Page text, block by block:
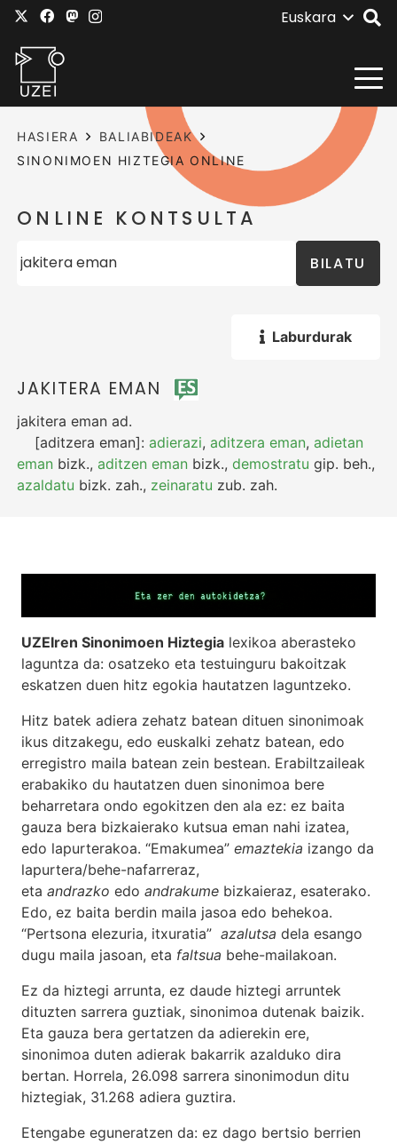
Euskara
HASIERA
BALIABIDEAK
SINONIMOEN HIZTEGIA ONLINE
ONLINE KONTSULTA
BILATU
Laburdurak
JAKITERA EMAN
jakitera eman ad.
[aditzera eman]:adierazi,aditzera eman,adietan
eman bizk.,aditzen eman bizk.,demostratu gip. beh.,
azaldatu bizk. zah., zeinaratu zub. zah.
UZEIren Sinonimoen Hiztegia lexikoa aberasteko
laguntza da: osatzeko eta testuinguru bakoitzak
eskatzen duen hitz egokia hautatzen laguntzeko.
Hitz batek adiera zehatz batean dituen sinonimoak
ikus ditzakegu, edo euskalki zehatz batean, edo
erregistro maila batean zein bestean. Erabiltzaileak
erabakiko du hautatzen duen sinonimoa bere
beharretara ondo egokitzen den ala ez: ez baita
gauza bera bizkaierako kutsua eman nahi izatea,
edo lapurterakoa. “Emakumea” emaztekia izango da
lapurtera/behe-nafarreraz,
eta andrazko edo andrakume bizkaieraz, esaterako.
Edo, ez baita berdin maila jasoa edo behekoa.
“Pertsona elezuria, itxuratia” azalutsa dela esango
dugu maila jasoan, eta faltsua behe-mailakoan.
Ez da hiztegi arrunta, ez daude hiztegi arruntek
dituzten sarrera guztiak, sinonimoa dutenak baizik.
Eta gauza bera gertatzen da adierekin ere,
sinonimoa duten adierak bakarrik azalduko dira
bertan. Horrela, 26.098 sarrera sinonimodun ditu
hiztegiak, 31.268 adiera guztira.
Etengabe eguneratzen da: ez dago bertsio berrien